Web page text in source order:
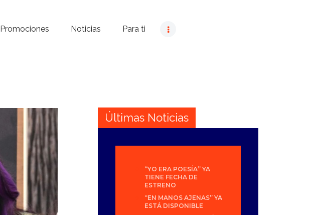
Promociones Noticias Para ti
Últimas Noticias
“YO ERA POESÍA” YA
TIENE FECHA DE
ESTRENO
“EN MANOS AJENAS” YA
ESTÁ DISPONIBLE